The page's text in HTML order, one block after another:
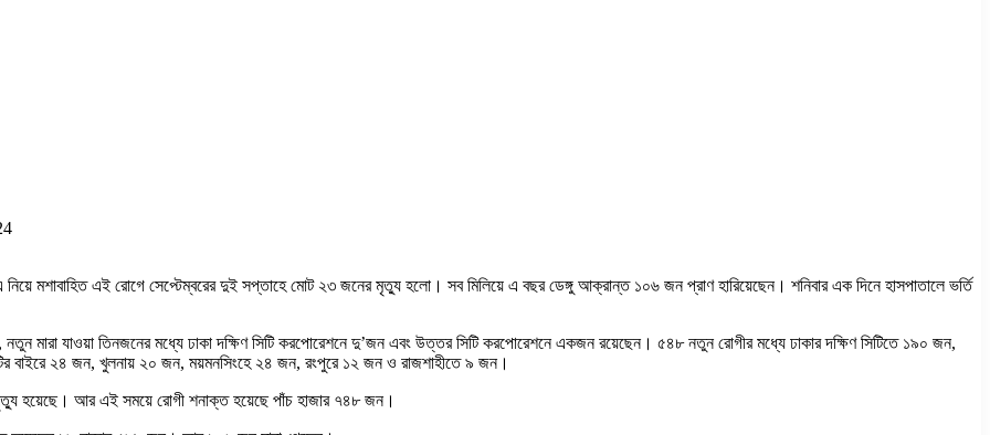
মশাবাহিত এই রোগে সেপ্টেম্বরের দুই সপ্তাহে মোট ২৩ জনের মৃত্যু হলো। সব মিলিয়ে এ বছর ডেঙ্গু আক্রান্ত ১০৬ জন প্রাণ হারিয়েছেন। শনিবার এক দিনে হাসপাতালে ভর্তি
মারা যাওয়া তিনজনের মধ্যে ঢাকা দক্ষিণ সিটি করপোরেশনে দু’জন এবং উত্তর সিটি করপোরেশনে একজন রয়েছেন। ৫৪৮ নতুন রোগীর মধ্যে ঢাকার দক্ষিণ সিটিতে ১৯০ জন,
বাইরে ২৪ জন, খুলনায় ২০ জন, ময়মনসিংহে ২৪ জন, রংপুরে ১২ জন ও রাজশাহীতে ৯ জন।
হয়েছে। আর এই সময়ে রোগী শনাক্ত হয়েছে পাঁচ হাজার ৭৪৮ জন।